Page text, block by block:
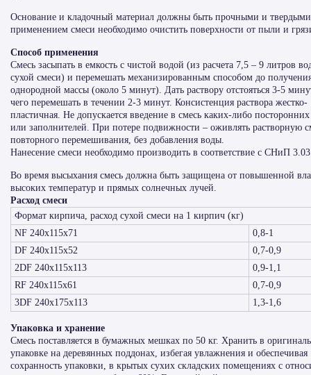
Основание и кладочный материал должны быть прочными и
применением смеси необходимо очистить поверхности от пыли и
Способ применения
Смесь засыпать в емкость с чистой водой (из расчета 7,5 – 9 литров
сухой смеси) и перемешать механизированным способом до
однородной массы (около 5 минут). Дать раствору отстояться 3-5
чего перемешать в течении 2-3 минут. Консистенция раствора жестко-
пластичная. Не допускается введение в смесь каких-либо
или заполнителей. При потере подвижности – оживлять растворную
повторного перемешивания, без добавления воды.
Нанесение смеси необходимо производить в соответствие с СНиП
Во время высыхания смесь должна быть защищена от повышенной
высоких температур и прямых солнечных лучей.
Расход смеси
Формат кирпича, расход сухой смеси на 1 кирпич (кг)
NF 240x115x71
0,8-1
DF 240x115x52
0,7-0,9
2DF 240x115x113
0,9-1,1
RF 240x115x61
0,7-0,9
3DF 240x175x113
1,3-1,6
Упаковка и хранение
Смесь поставляется в бумажных мешках по 50 кг. Хранить в
упаковке на деревянных поддонах, избегая увлажнения и обеспечивая
сохранность упаковки, в крытых сухих складских помещениях с